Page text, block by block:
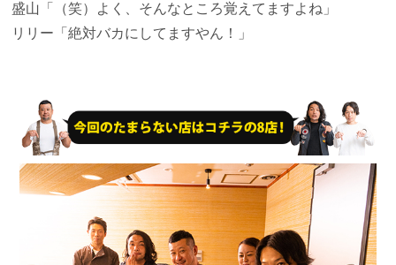
盛山 「（笑）よく、そんなところ覚えてますよね」
リリー 「絶対バカにしてますやん！」